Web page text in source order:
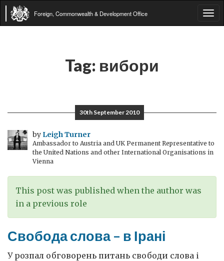
Foreign, Commonwealth & Development Office
Tag: вибори
30th September 2010
by Leigh Turner
Ambassador to Austria and UK Permanent Representative to
the United Nations and other International Organisations in
Vienna
This post was published when the author was
in a previous role
Свобода слова – в Ірані
У розпал обговорень питань свободи слова і